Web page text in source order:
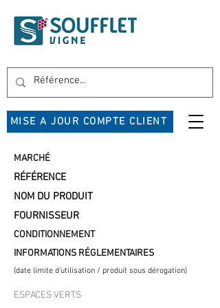
MISE A JOUR COMPTE CLIENT
MARCHÉ
RÉFÉRENCE
NOM DU PRODUIT
FOURNISSEUR
CONDITIONNEMENT
INFORMATIONS RÉGLEMENTAIRES
(date limite d'utilisation / produit sous dérogation)
ESPACES VERTS